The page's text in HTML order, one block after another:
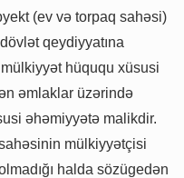
(ev və torpaq sahəsi)
qeydiyyatına
mülkiyyət hüququ xüsusi
əmlaklar üzərində
əhəmiyyətə malikdir.
mülkiyyətçisi
halda sözügedən